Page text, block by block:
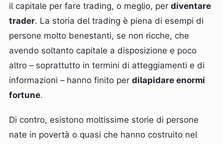
il capitale per fare trading, o meglio, per diventare
trader. La storia del trading è piena di esempi di
persone molto benestanti, se non ricche, che
avendo soltanto capitale a disposizione e poco
altro – soprattutto in termini di atteggiamenti e di
informazioni – hanno finito per dilapidare enormi
fortune.
Di contro, esistono moltissime storie di persone
nate in povertà o quasi che hanno costruito nel